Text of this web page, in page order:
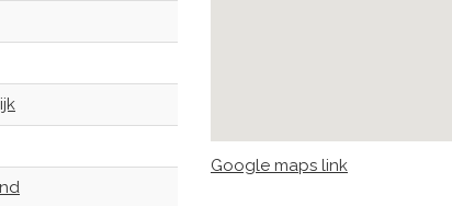
Google maps link